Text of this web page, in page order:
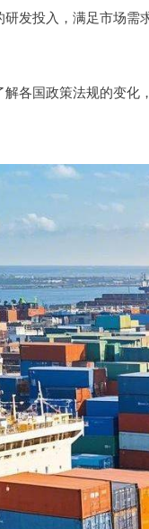
发投入，满足市场需
各国政策法规的变